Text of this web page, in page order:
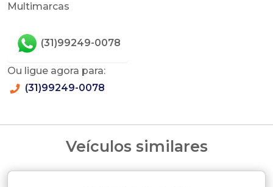
Multimarcas
(31)99249-0078
Ou ligue agora para:
(31)99249-0078
Veículos similares